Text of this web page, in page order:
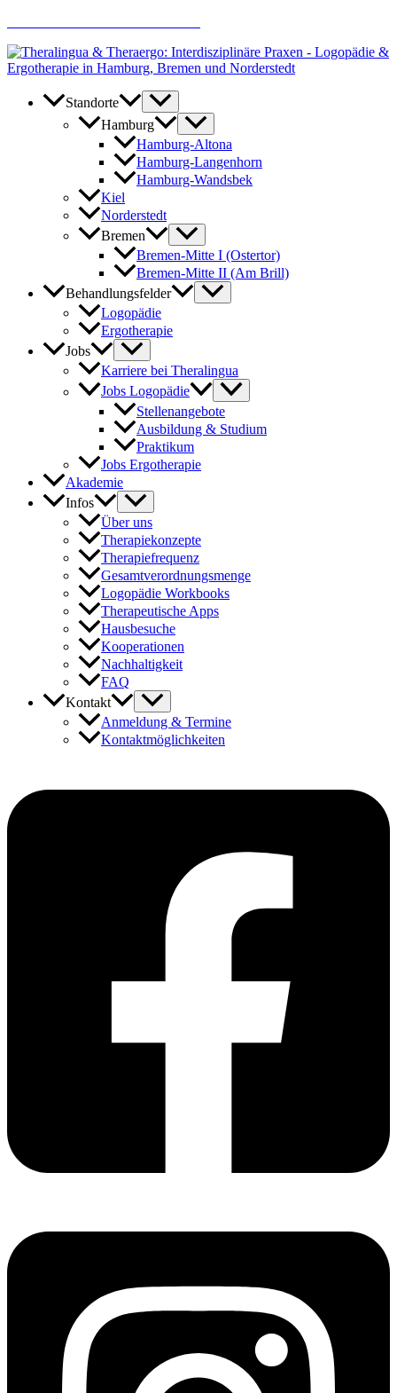
springen
Standorte
Hamburg
Hamburg-Altona
Hamburg-Langenhorn
Hamburg-Wandsbek
Kiel
Norderstedt
Bremen
Bremen-Mitte I (Ostertor)
Bremen-Mitte II (Am Brill)
Behandlungsfelder
Logopädie
Ergotherapie
Jobs
Karriere bei Theralingua
Jobs Logopädie
Stellenangebote
Ausbildung & Studium
Praktikum
Jobs Ergotherapie
Akademie
Infos
Über uns
Therapiekonzepte
Therapiefrequenz
Gesamtverordnungsmenge
Logopädie Workbooks
Therapeutische Apps
Hausbesuche
Kooperationen
Nachhaltigkeit
FAQ
Kontakt
Anmeldung & Termine
Kontaktmöglichkeiten